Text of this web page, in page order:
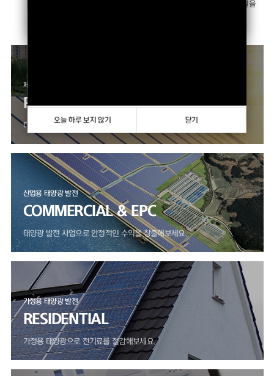
제품 테스트를 통하여 제품의 질을
제품 판매 사업
PRODUCTS
다양한 모듈, 인버터 제품을 만나보세요.
산업용 태양광 발전
COMMERCIAL & EPC
태양광 발전 사업으로 안정적인 수익을 창출해보세요.
가정용 태양광 발전
RESIDENTIAL
가정용 태양광으로 전기료를 절감해보세요.
오늘 하루 보지 않기 닫기